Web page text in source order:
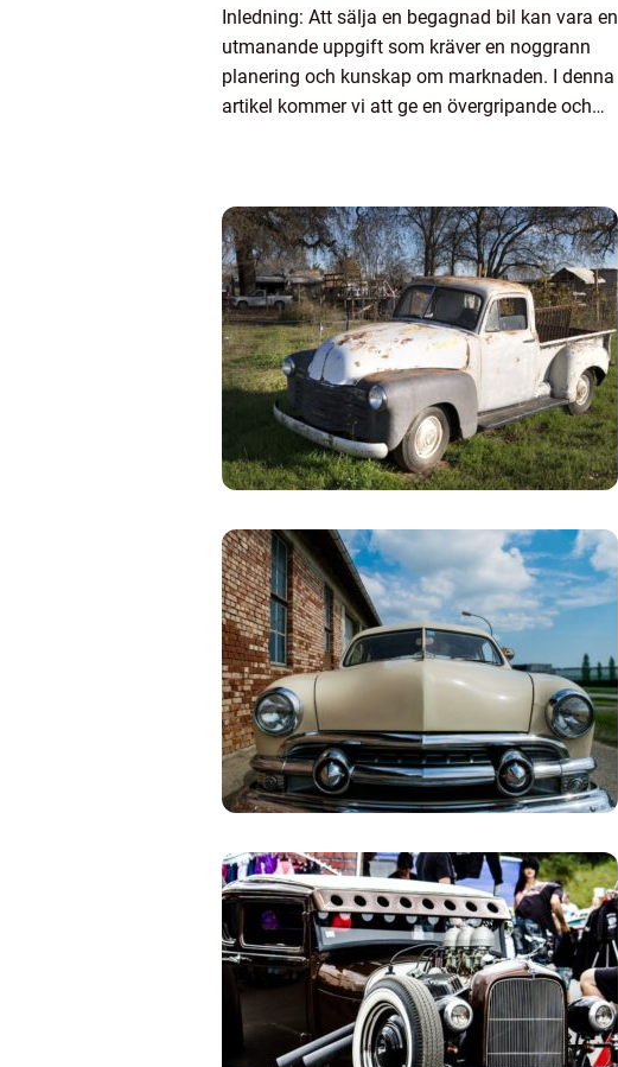
Inledning: Att sälja en begagnad bil kan vara en
utmanande uppgift som kräver en noggrann
planering och kunskap om marknaden. I denna
artikel kommer vi att ge en övergripande och